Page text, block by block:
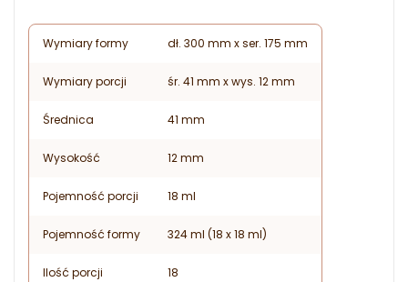
Wymiary formy dł. 300 mm x ser. 175 mm
Wymiary porcji śr. 41 mm x wys. 12 mm
Średnica 41 mm
Wysokość 12 mm
Pojemność porcji 18 ml
Pojemność formy 324 ml (18 x 18 ml)
Ilość porcji 18